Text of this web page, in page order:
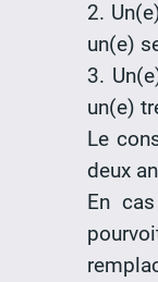
2.
un(e)
3.
un(e)
Le
deux
En